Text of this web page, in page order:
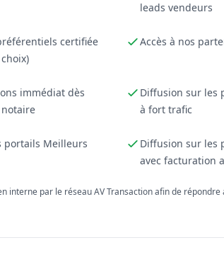
leads vendeurs
certifiée
Accès à nos
immédiat dès
Diffusion sur les
à fort trafic
portails Meilleurs
Diffusion sur les
avec facturation
interne par le réseau AV Transaction afin de répondre